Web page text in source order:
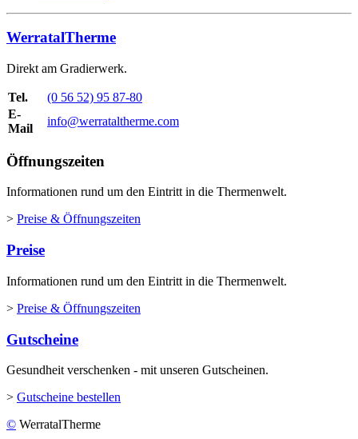
WerratalTherme
Direkt am Gradierwerk.
Tel.
(0 56 52) 95 87-80
E-
Mail
info@werrataltherme.com
Öffnungszeiten
Informationen rund um den Eintritt in die Thermenwelt.
> Preise & Öffnungszeiten
Preise
Informationen rund um den Eintritt in die Thermenwelt.
> Preise & Öffnungszeiten
Gutscheine
Gesundheit verschenken - mit unseren Gutscheinen.
> Gutscheine bestellen
© WerratalTherme